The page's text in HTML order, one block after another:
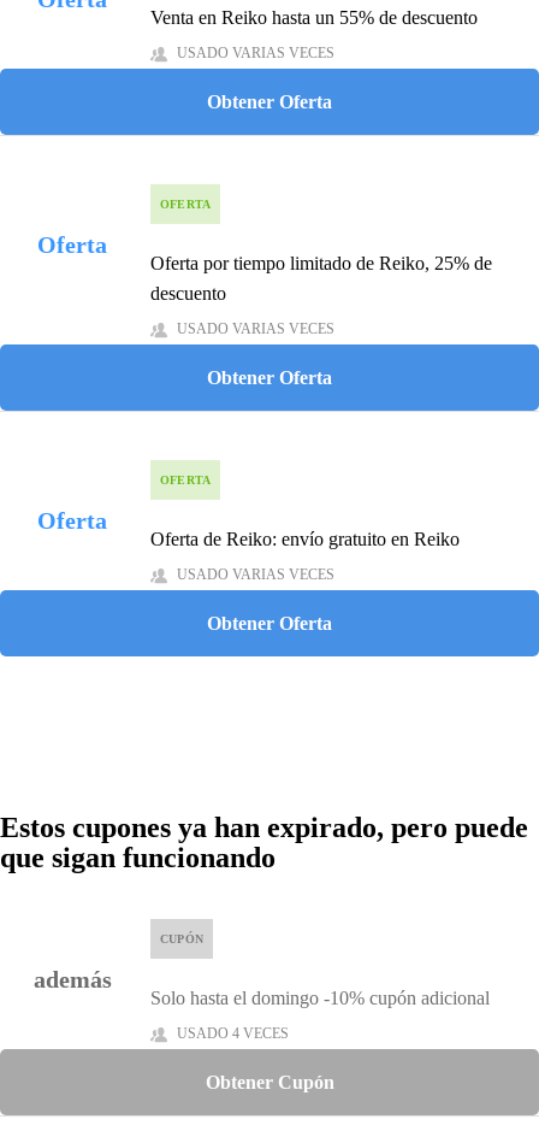
Venta en Reiko hasta un 55% de descuento
USADO VARIAS VECES
Obtener Oferta
Oferta
OFERTA
Oferta por tiempo limitado de Reiko, 25% de
descuento
USADO VARIAS VECES
Obtener Oferta
Oferta
OFERTA
Oferta de Reiko: envío gratuito en Reiko
USADO VARIAS VECES
Obtener Oferta
Estos cupones ya han expirado, pero puede
que sigan funcionando
además
CUPÓN
Solo hasta el domingo -10% cupón adicional
USADO 4 VECES
Obtener Cupón